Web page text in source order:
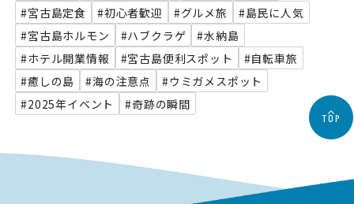
#宮古島定食
#初心者歓迎 #グルメ旅
#島民に人気
#宮古島ホルモン
#ハブクラゲ
#水納島
#ホテル開業情報
#宮古島便利スポット
#自転車旅
#癒しの島
#海の注意点
#ウミガメスポット
#2025年イベント
#奇跡の瞬間
TOP